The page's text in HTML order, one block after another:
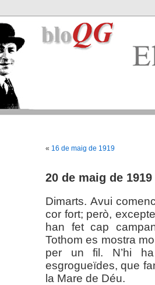
« 16 de maig de 1919
20 de maig de 1919
Dimarts. Avui
cor fort; però,
han fet cap
Tothom es mostra
per un fil. N’hi
esgrogueïdes, que
la Mare de Déu.